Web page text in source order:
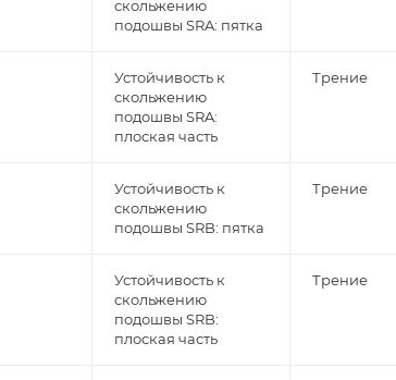
скольжению
подошвы SRA: пятка
Устойчивость к
скольжению
подошвы SRA:
плоская часть
Трение
Устойчивость к
скольжению
подошвы SRB: пятка
Трение
Устойчивость к
скольжению
подошвы SRB:
плоская часть
Трение